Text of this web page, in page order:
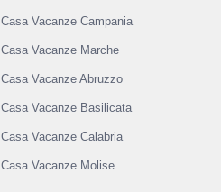
Casa Vacanze Campania
Casa Vacanze Marche
Casa Vacanze Abruzzo
Casa Vacanze Basilicata
Casa Vacanze Calabria
Casa Vacanze Molise